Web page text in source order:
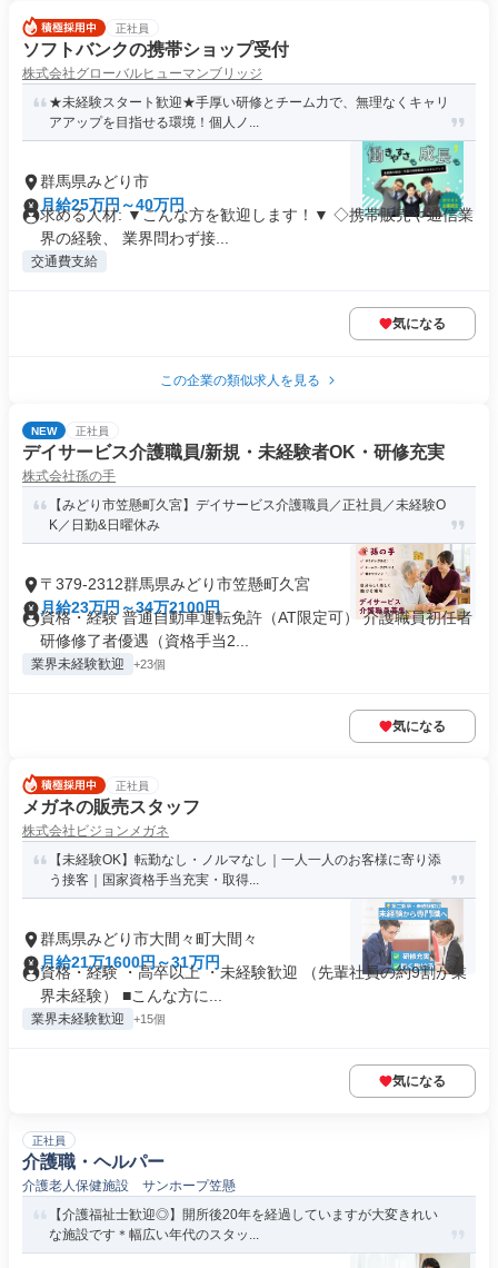
正社員
ソフトバンクの携帯ショップ受付
株式会社グローバルヒューマンブリッジ
★未経験スタート歓迎★手厚い研修とチーム力で、無理なくキャリ
アアップを目指せる環境！個人ノ...
群馬県みどり市
月給25万円～40万円
求める人材: ▼こんな方を歓迎します！▼ ◇携帯販売や通信業
界の経験、 業界問わず接...
交通費支給
気になる
この企業の類似求人を見る
NEW 正社員
デイサービス介護職員/新規・未経験者OK・研修充実
株式会社孫の手
【みどり市笠懸町久宮】デイサービス介護職員／正社員／未経験O
K／日勤&日曜休み
〒379-2312群馬県みどり市笠懸町久宮
月給23万円～34万2100円
資格・経験 普通自動車運転免許（AT限定可） 介護職員初任者
研修修了者優遇（資格手当2...
業界未経験歓迎 +23個
気になる
正社員
メガネの販売スタッフ
株式会社ビジョンメガネ
【未経験OK】転勤なし・ノルマなし｜一人一人のお客様に寄り添
う接客｜国家資格手当充実・取得...
群馬県みどり市大間々町大間々
月給21万1600円～31万円
資格・経験 ・高卒以上 ・未経験歓迎 （先輩社員の約9割が業
界未経験） ■こんな方に...
業界未経験歓迎 +15個
気になる
正社員
介護職・ヘルパー
介護老人保健施設 サンホープ笠懸
【介護福祉士歓迎◎】開所後20年を経過していますが大変きれい
な施設です＊幅広い年代のスタッ...